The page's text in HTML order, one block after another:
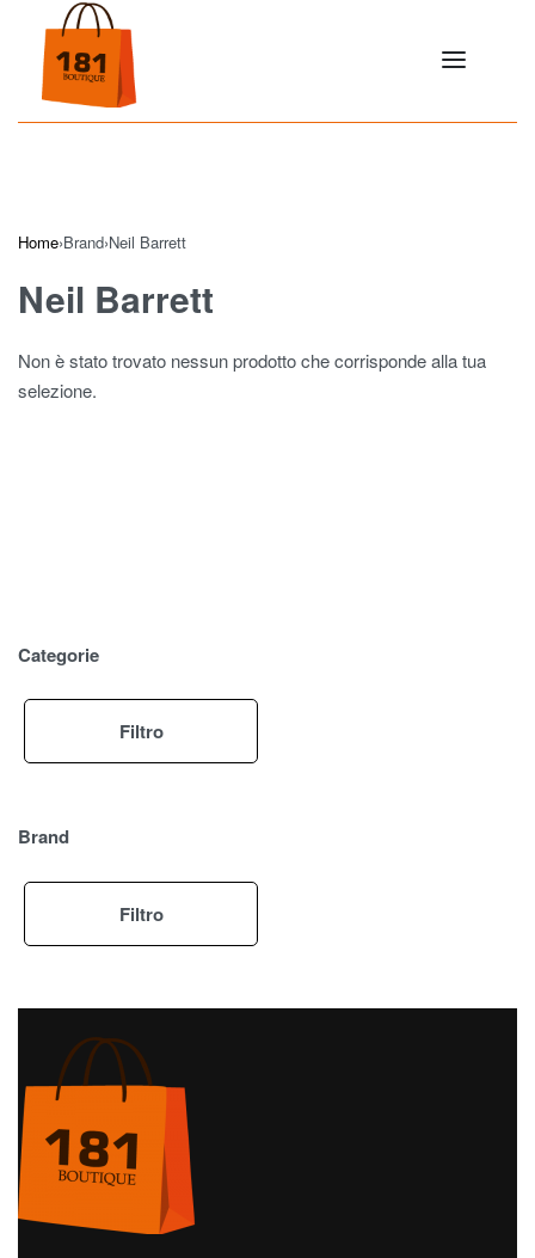
Home›Brand›Neil Barrett
Neil Barrett
Non è stato trovato nessun prodotto che corrisponde alla tua
selezione.
Categorie
Filtro
Brand
Filtro